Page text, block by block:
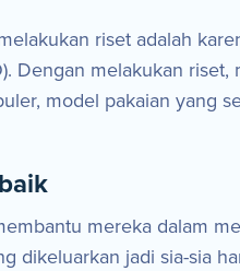
riset adalah
Dengan melakukan riset,
model pakaian yang
mereka dalam
dikeluarkan jadi sia-sia